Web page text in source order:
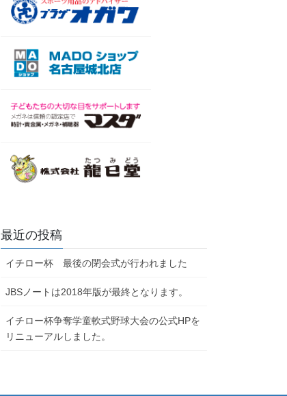
最近の投稿
イチロー杯 最後の閉会式が行われました
JBSノートは2018年版が最終となります。
イチロー杯争奪学童軟式野球大会の公式HPを
リニューアルしました。